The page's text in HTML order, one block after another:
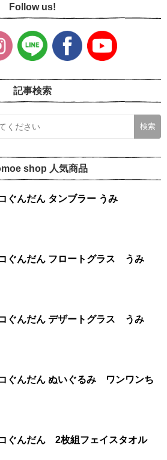
Follow us!
記事検索
shop 人気商品
ノラネコぐんだん タンブラー うみ
ノラネコぐんだん フロートグラス うみ
ノラネコぐんだん デザートグラス うみ
ぐんだん ぬいぐるみ ワンワンち
ぐんだん 2枚組フェイスタオル